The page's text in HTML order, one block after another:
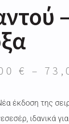
€ –
έκδοση της
ιδανικά